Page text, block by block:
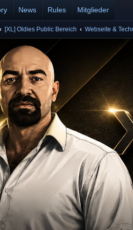
News Rules Mitglieder
[XL] Oldies Public Bereich Webseite &